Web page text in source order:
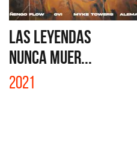
LAS LEYENDAS
NUNCA MUER...
2021